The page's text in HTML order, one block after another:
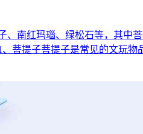
、南红玛瑙、绿松石等，其中
菩提子菩提子是常见的文玩物